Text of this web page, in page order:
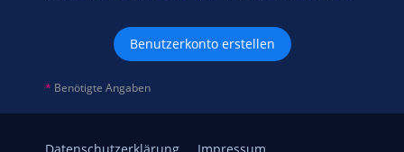
Benutzerkonto erstellen
* Benötigte Angaben